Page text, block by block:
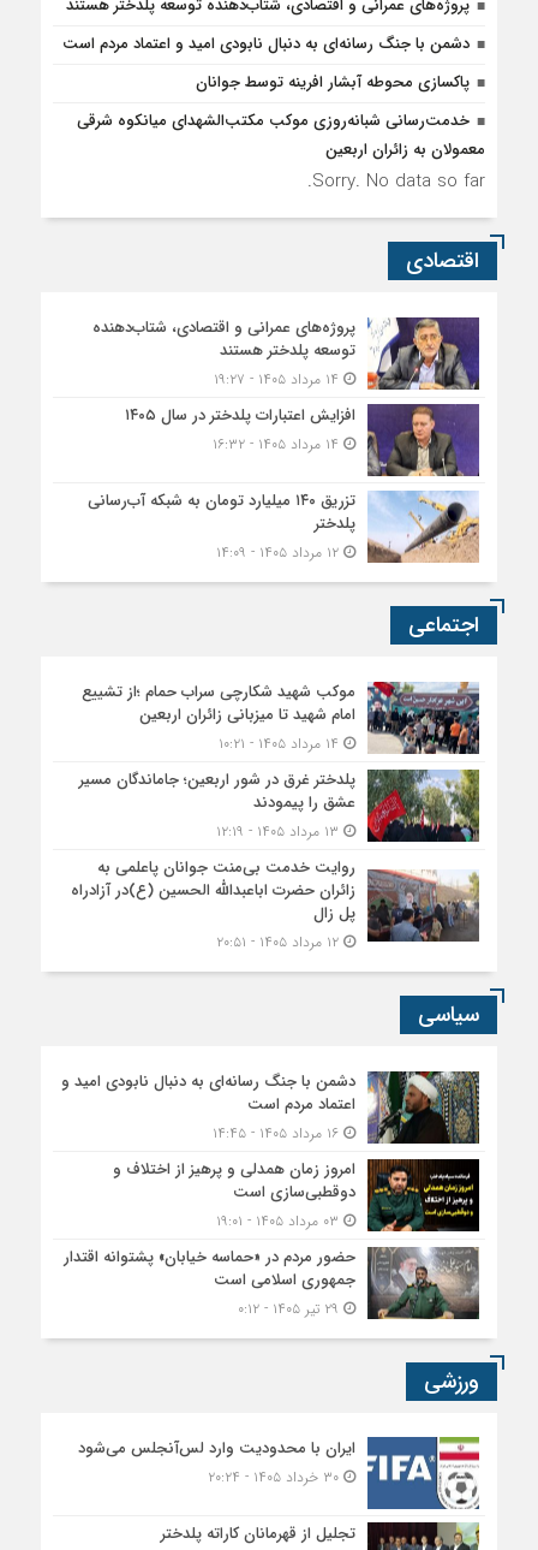
پروژه‌های عمرانی و اقتصادی، شتاب‌دهنده توسعه پلدختر هستند
دشمن با جنگ رسانه‌ای به دنبال نابودی امید و اعتماد مردم است
پاکسازی محوطه آبشار افرینه توسط جوانان
خدمت‌رسانی شبانه‌روزی موکب مکتب‌الشهدای میانکوه شرقی
معمولان به زائران اربعین
Sorry. No data so far.
اقتصادی
پروژه‌های عمرانی و اقتصادی، شتاب‌دهنده
توسعه پلدختر هستند
افزایش اعتبارات پلدختر در سال ۱۴۰۵
تزریق ۱۴۰ میلیارد تومان به شبکه آب‌رسانی
پلدختر
۱۲ مرداد ۱۴۰۵ - ۱۴:۰۹
اجتماعی
موکب شهید شکارچی سراب حمام ؛از تشییع
امام شهید تا میزبانی زائران اربعین
پلدختر غرق در شور اربعین؛ جاماندگان مسیر
عشق را پیمودند
روایت خدمت بی‌منت جوانان پاعلمی به
زائران حضرت اباعبدالله الحسین (ع)در آزادراه
پل زال
۱۲ مرداد ۱۴۰۵ - ۲۰:۵۱
سیاسی
دشمن با جنگ رسانه‌ای به دنبال نابودی امید و
اعتماد مردم است
۱۶ مرداد ۱۴۰۵ - ۱۴:۴۵
امروز زمان همدلی و پرهیز از اختلاف و
دوقطبی‌سازی است
حضور مردم در «حماسه خیابان» پشتوانه اقتدار
جمهوری اسلامی است
ورزشی
ایران با محدودیت وارد لس‌آنجلس می‌شود
۳۰ خرداد ۱۴۰۵ - ۲۰:۲۴
تجلیل از قهرمانان کاراته پلدختر